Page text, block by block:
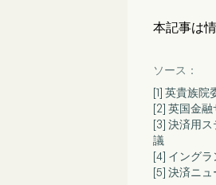
本記事は
ソース：
[1] 英貴族
[2] 英国金
[3] 決済用
議
[4] イング
[5] 決済ニ